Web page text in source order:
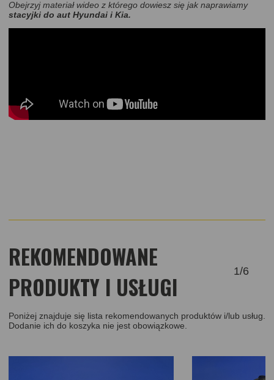
Obejrzyj materiał wideo z którego dowiesz się jak naprawiamy
stacyjki do aut Hyundai i Kia.
REKOMENDOWANE
PRODUKTY I USŁUGI
1/6
Poniżej znajduje się lista rekomendowanych produktów i/lub usług.
Dodanie ich do koszyka nie jest obowiązkowe.